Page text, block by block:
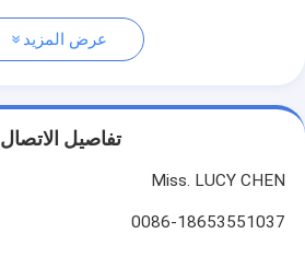
عرض المزيد
تفاصيل الاتصال
Miss. LUCY CHEN
0086-18653551037